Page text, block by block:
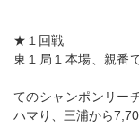
★１回戦
東１局１本場、親番
てのシャンポンリー
ハマり、三浦から